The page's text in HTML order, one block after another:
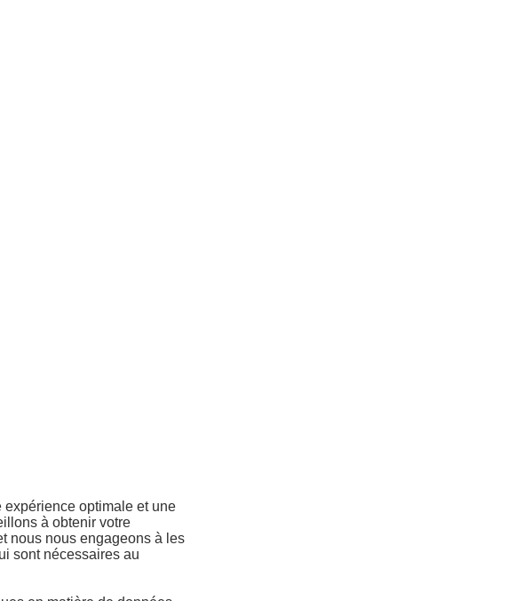
optimale et une
à obtenir votre
nous nous engageons à les
sont nécessaires au